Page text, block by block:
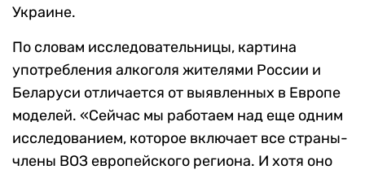
Украине.
По словам исследовательницы, картина
употребления алкоголя жителями России и
Беларуси отличается от выявленных в Европе
моделей. «Сейчас мы работаем над еще одним
исследованием, которое включает все страны-
члены ВОЗ европейского региона. И хотя оно